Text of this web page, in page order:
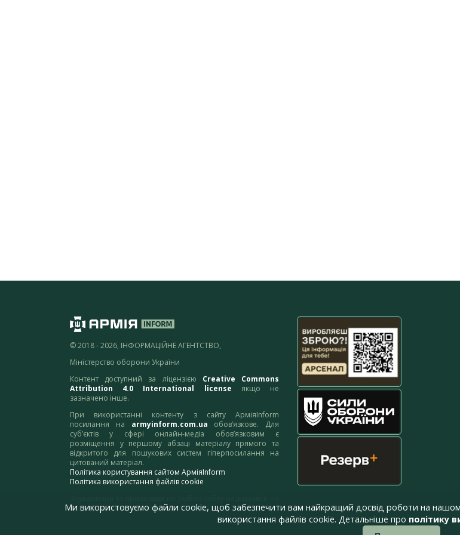
© 2018 - 2026, ІНФОРМАЦІЙНЕ АГЕНТСТВО,
Міністерство оборони України
Контент доступний за ліцензією Creative Commons
Attribution 4.0 International license якщо не
зазначено інше.
При використанні контенту з сайту АрміяInform
посилання на armyinform.com.ua обов’язкове. Для
суб’єктів у сфері онлайн-медіа обов’язковим є
розміщення у першому абзаці матеріалу прямого та
відкритого для пошукових систем гіперпосилання на
цитований матеріал.
Політика користування сайтом АрміяInform
Політика використання файлів cookie
адресу:webmaster@armyinform.com.ua
Ми використовуємо файли cookie, щоб забезпечити вам найкращий досвід роботи на
використання файлів cookie. Детальніше про політику